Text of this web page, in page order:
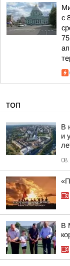
с
ТОП
В
и
В